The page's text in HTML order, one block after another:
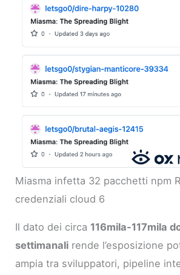
Miasma infetta 32 pacchetti npm
credenziali cloud 6
Il dato dei circa 116mila-117mila
settimanali rende l’esposizione
ampia tra sviluppatori, pipeline